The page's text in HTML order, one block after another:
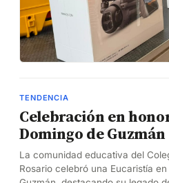
TENDENCIA
Celebración en
Domingo de Guzmán
La comunidad educativa del
Rosario celebró una Eucaristía